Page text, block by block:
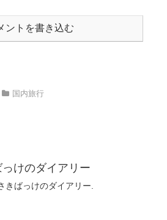
ントを書き込む
国内旅行
っけのダイアリー
きばっけのダイアリー.